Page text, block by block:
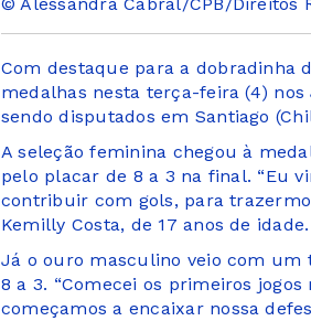
© Alessandra Cabral/CPB/Direitos
Com destaque para a dobradinha
medalhas nesta terça-feira (4)
sendo disputados em Santiago
A seleção feminina chegou à
pelo placar de 8 a 3 na final. “Eu
contribuir com gols, para
Kemilly Costa, de 17 anos de idade.
Já o ouro masculino veio com
8 a 3. “Comecei os primeiros
começamos a encaixar nossa